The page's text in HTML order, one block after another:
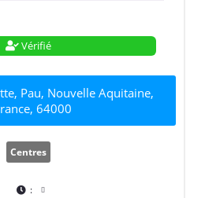
Vérifié
Pau, Nouvelle Aquitaine,
64000
Centres
: